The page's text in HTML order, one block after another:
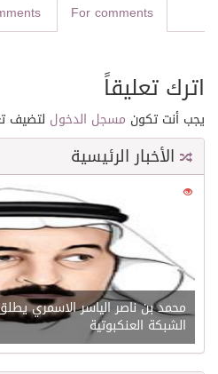
For comments
اترك تعليقاً
يجب أنت تكون مسجل الدخول لتضيف
الأخبار الرئيسية
21638
محمد بن ناصر الياسر الاسمري
الشبكة العنكبوتية